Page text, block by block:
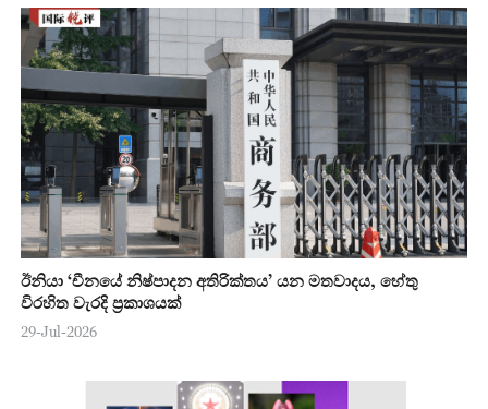
ඊනියා ‘චීනයේ නිෂ්පාදන අතිරික්තය’ යන මතවාදය, හේතු
විරහිත වැරදි ප්‍රකාශයක්
29-Jul-2026